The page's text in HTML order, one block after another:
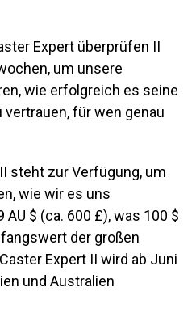
Expert überprüfen II
um unsere
wie erfolgreich es seine
vertrauen, für wen genau
steht zur Verfügung, um
wie wir es uns
$ (ca. 600 £), was 100 $
der großen
Expert II wird ab Juni
und Australien